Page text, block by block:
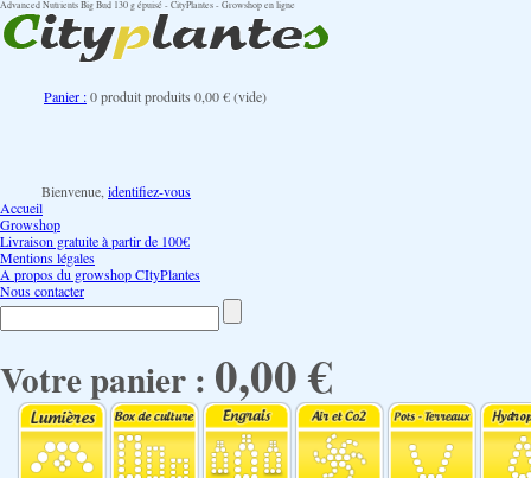
Advanced Nutrients Big Bud 130 g épuisé - CityPlantes - Growshop en ligne
Panier :0produitproduits 0,00 €(vide)
Bienvenue, identifiez-vous
Accueil
Growshop
Livraison gratuite à partir de 100€
Mentions légales
A propos du growshop CItyPlantes
Nous contacter
Votre panier : 0,00 €